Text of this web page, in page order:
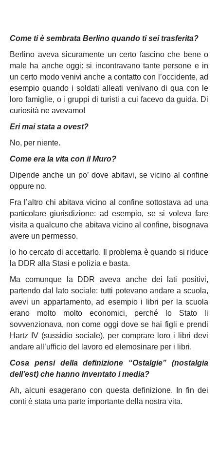
Come ti è sembrata Berlino quando ti sei trasferita?
Berlino aveva sicuramente un certo fascino che bene o
male ha anche oggi: si incontravano tante persone e in
un certo modo venivi anche a contatto con l’occidente, ad
esempio quando i soldati alleati venivano di qua con le
loro famiglie, o i gruppi di turisti a cui facevo da guida. Di
curiosità ne avevamo!
Eri mai stata a ovest?
No, per niente.
Come era la vita con il Muro?
Dipende anche un po’ dove abitavi, se vicino al confine
oppure no.
Fra l’altro chi abitava vicino al confine sottostava ad una
particolare giurisdizione: ad esempio, se si voleva fare
visita a qualcuno che abitava vicino al confine, bisognava
avere un permesso.
Io ho cercato di accettarlo. Il problema è quando si riduce
la DDR alla Stasi e polizia e basta.
Ma comunque la DDR aveva anche dei lati positivi,
partendo dal lato sociale: tutti potevano andare a scuola,
avevi un appartamento, ad esempio i libri per la scuola
erano molto molto economici, perché lo Stato li
sovvenzionava, non come oggi dove se hai figli e prendi
Hartz IV (sussidio sociale), per comprare loro i libri devi
andare all’ufficio del lavoro ed elemosinare per i libri.
Cosa pensi della definizione “Ostalgie” (nostalgia
dell’est) che hanno inventato i media?
Ah, alcuni esagerano con questa definizione. In fin dei
conti è stata una parte importante della nostra vita.